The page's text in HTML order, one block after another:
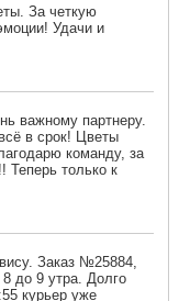
За четкую
Удачи и
важному партнеру.
в срок! Цветы
команду, за
Теперь только к
Заказ №25884,
до 9 утра. Долго
курьер уже